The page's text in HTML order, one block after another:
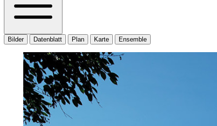
Bilder Datenblatt Plan Karte Ensemble